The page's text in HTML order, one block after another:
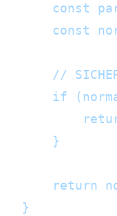
const
const
//
if
    }
return
}